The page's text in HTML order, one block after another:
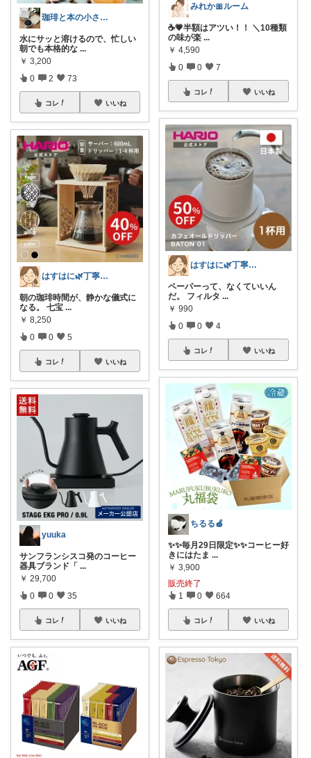
珈琲と本の小さな喫茶店☕️📕
水にサッと溶けるので、忙しい
朝でも本格的な ...
￥ 3,200
0 2 73
コレ いいね
はすはに🌿丁寧な暮らし
朝の珈琲時間が、静かな儀式に
なる。 七宝 ...
￥ 8,250
0 0 5
コレ いいね
yuuka
サンフランシスコ発のコーヒー
器具ブランド「 ...
￥ 29,700
0 0 35
コレ いいね
みれか🎀ルーム
☕️💗半額はアツい！！ ＼10種類
の味が楽 ...
￥ 4,590
0 0 7
コレ いいね
はすはに🌿丁寧な暮らし
ペーパーって、なくていいん
だ。 フィルタ ...
￥ 990
0 0 4
コレ いいね
ちるる🍎
✨✨毎月29日限定✨✨コーヒー好
きにはたま ...
￥ 3,900
販売終了
1 0 664
コレ いいね